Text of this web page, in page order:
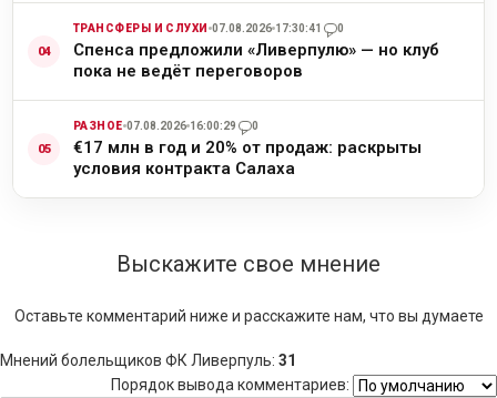
ТРАНСФЕРЫ И СЛУХИ 07.08.2026 17:30:41 0
Спенса предложили «Ливерпулю» — но клуб
пока не ведёт переговоров
РАЗНОЕ 07.08.2026 16:00:29 0
€17 млн в год и 20% от продаж: раскрыты
условия контракта Салаха
Выскажите свое мнение
Оставьте комментарий ниже и расскажите нам, что вы думаете
Мнений болельщиков ФК Ливерпуль: 31
Порядок вывода комментариев: